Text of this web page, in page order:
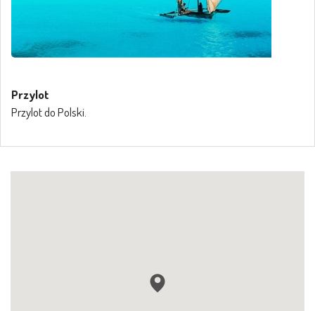
Przylot
Przylot do Polski.